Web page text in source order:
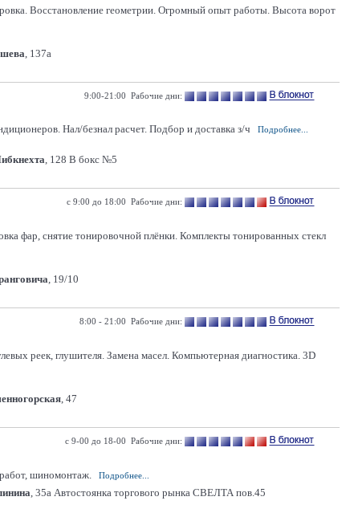
Восстановление геометрии. Огромный опыт работы. Высота ворот
, 137а
9:00-21:00 Рабочие дни:
Нал/безнал расчет. Подбор и доставка з/ч Подробнее...
, 128 В бокс №5
с 9:00 до 18:00 Рабочие дни:
фар, снятие тонировочной плёнки. Комплекты тонированных стекл
, 19/10
8:00 - 21:00 Рабочие дни:
реек, глушителя. Замена масел. Компьютерная диагностика. 3D
, 47
с 9-00 до 18-00 Рабочие дни:
шиномонтаж.
Подробнее...
, 35а Автостоянка торгового рынка СВЕЛТА пов.45